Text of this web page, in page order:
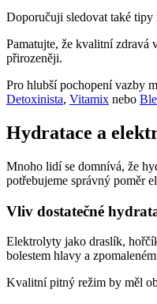
Doporučuji sledovat také tipy
Pamatujte, že kvalitní zdravá
přirozeněji.
Pro hlubší pochopení vazby
Detoxinista, Vitamix nebo
Hydratace a
Mnoho lidí se domnívá, že
potřebujeme správný poměr
Vliv dostatečné
Elektrolyty jako draslík,
bolestem hlavy a
Kvalitní pitný režim by měl